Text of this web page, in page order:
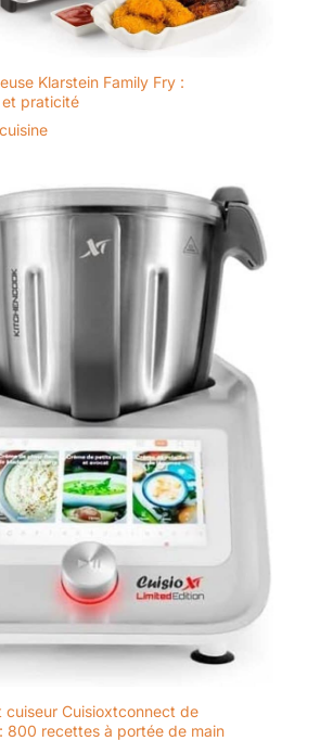
Klarstein Family Fry :
praticité
cuiseur Cuisioxtconnect de
800 recettes à portée de main